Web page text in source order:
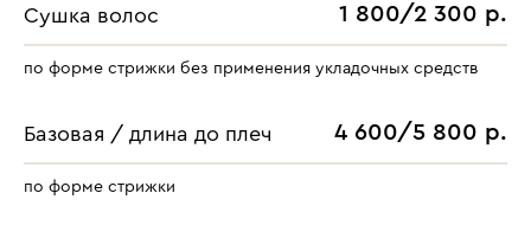
Сушка волос 1 800/2 300 р.
по форме стрижки без применения укладочных средств
Базовая / длина до плеч 4 600/5 800 р.
по форме стрижки